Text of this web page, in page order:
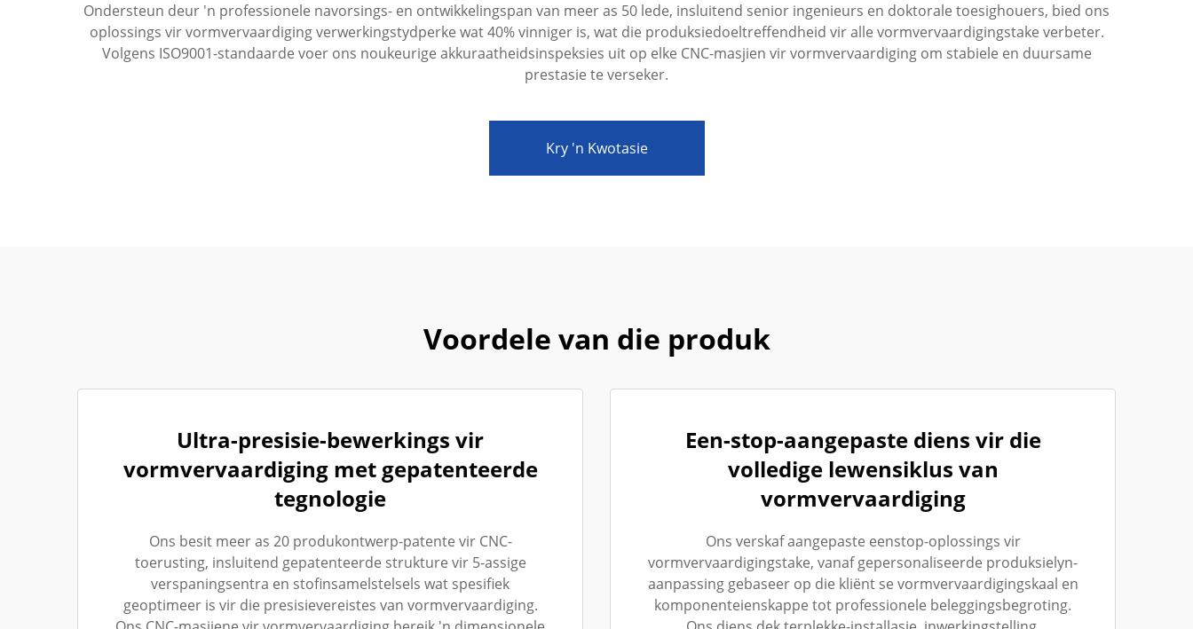
Ondersteun deur 'n professionele navorsings- en ontwikkelingspan van meer as 50 lede, insluitend senior ingenieurs en doktorale toesighouers, bied ons
oplossings vir vormvervaardiging verwerkingstydperke wat 40% vinniger is, wat die produksiedoeltreffendheid vir alle vormvervaardigingstake verbeter.
Volgens ISO9001-standaarde voer ons noukeurige akkuraatheidsinspeksies uit op elke CNC-masjien vir vormvervaardiging om stabiele en duursame
prestasie te verseker.
Kry 'n Kwotasie
Voordele van die produk
Ultra-presisie-bewerkings vir
vormvervaardiging met gepatenteerde
tegnologie
Ons besit meer as 20 produkontwerp-patente vir CNC-
toerusting, insluitend gepatenteerde strukture vir 5-assige
verspaningsentra en stofinsamelstelsels wat spesifiek
geoptimeer is vir die presisievereistes van vormvervaardiging.
Een-stop-aangepaste diens vir die
volledige lewensiklus van
vormvervaardiging
Ons verskaf aangepaste eenstop-oplossings vir
vormvervaardigingstake, vanaf gepersonaliseerde produksielyn-
aanpassing gebaseer op die kliënt se vormvervaardigingskaal en
komponenteienskappe tot professionele beleggingsbegroting.